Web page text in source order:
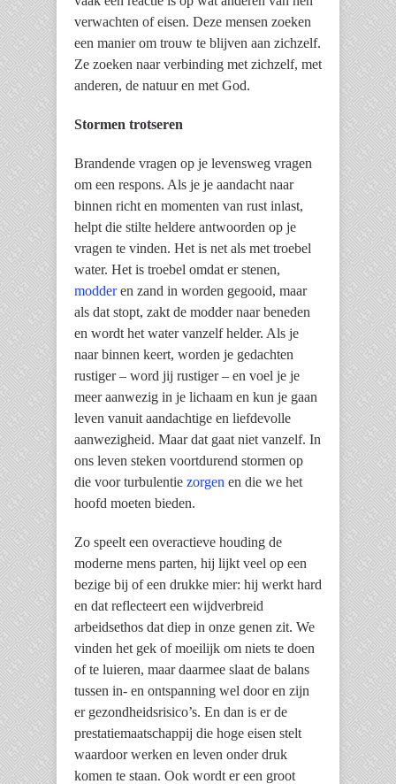
verwachten of eisen. Deze mensen zoeken
een manier om trouw te blijven aan zichzelf.
Ze zoeken naar verbinding met zichzelf, met
anderen, de natuur en met God.
Stormen trotseren
Brandende vragen op je levensweg vragen
om een respons. Als je je aandacht naar
binnen richt en momenten van rust inlast,
helpt die stilte heldere antwoorden op je
vragen te vinden. Het is net als met troebel
water. Het is troebel omdat er stenen,
modderen zand in worden gegooid, maar
als dat stopt, zakt de modder naar beneden
en wordt het water vanzelf helder. Als je
naar binnen keert, worden je gedachten
rustiger – word jij rustiger – en voel je je
meer aanwezig in je lichaam en kun je gaan
leven vanuit aandachtige en liefdevolle
aanwezigheid. Maar dat gaat niet vanzelf. In
ons leven steken voortdurend stormen op
die voor turbulentie zorgen en die we het
hoofd moeten bieden.
Zo speelt een overactieve houding de
moderne mens parten, hij lijkt veel op een
bezige bij of een drukke mier: hij werkt hard
en dat reflecteert een wijdverbreid
arbeidsethos dat diep in onze genen zit. We
vinden het gek of moeilijk om niets te doen
of te luieren, maar daarmee slaat de balans
tussen in- en ontspanning wel door en zijn
er gezondheidsrisico’s. En dan is er de
prestatiemaatschappij die hoge eisen stelt
waardoor werken en leven onder druk
komen te staan. Ook wordt er een groot